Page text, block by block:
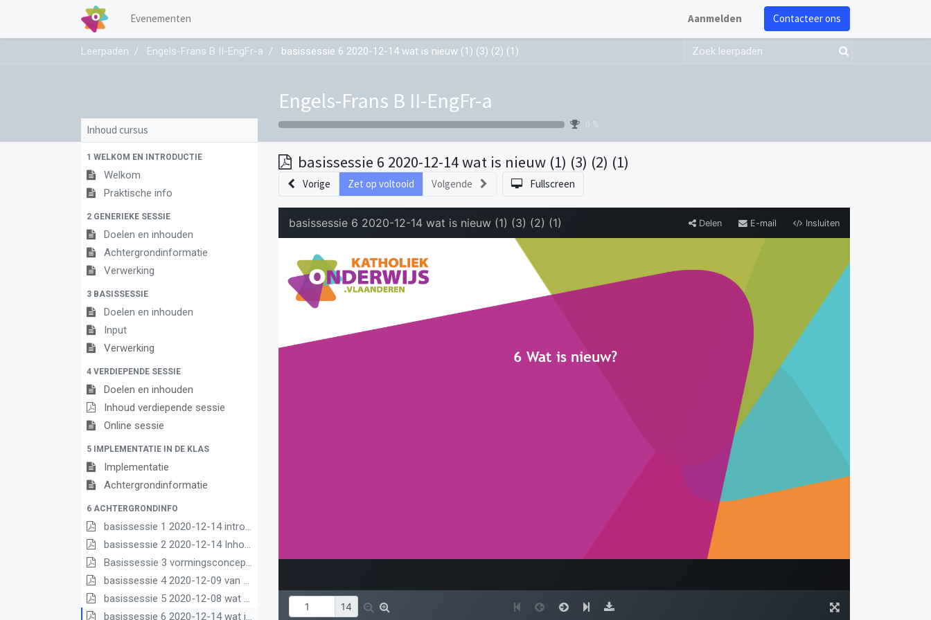
Evenementen Aanmelden Contacteer ons
Leerpaden Engels-Frans B II-EngFr-a basissessie 6 2020-12-14 wat is nieuw (1) (3) (2) (1)
Engels-Frans B II-EngFr-a
0 %
Inhoud cursus
1 WELKOM EN INTRODUCTIE
Welkom
Praktische info
2 GENERIEKE SESSIE
Doelen en inhouden
Achtergrondinformatie
Verwerking
3 BASISSESSIE
Doelen en inhouden
Input
Verwerking
4 VERDIEPENDE SESSIE
Doelen en inhouden
Inhoud verdiepende sessie
Online sessie
5 IMPLEMENTATIE IN DE KLAS
Implementatie
Achtergrondinformatie
6 ACHTERGRONDINFO
basissessie 1 2020-12-14 intro (2) (2) (1) (1)
basissessie 2 2020-12-14 Inhoud en opbouw (2) (1) (1)
Basissessie 3 vormingsconcept (1)
basissessie 4 2020-12-09 van matrix nr leerplannen pdf (1) (1)
basissessie 5 2020-12-08 wat we borgen pdf (1) (1)
basissessie 6 2020-12-14 wat is nieuw (1) (3) (2) (1)
basissessie 6 2020-12-14 wat is nieuw (1) (3) (2) (1)
Vorige Zet op voltooid Volgende Fullscreen